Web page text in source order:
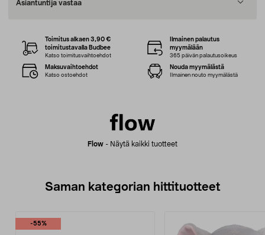
Asiantuntija vastaa
Flow - Näytä kaikki tuotteet
Toimitus alkaen 3,90 €
toimitustavalla Budbee
Katso toimitusvaihtoehdot
Ilmainen palautus
myymälään
365 päivän palautusoikeus
Maksuvaihtoehdot
Katso ostoehdot
Nouda myymälästä
Ilmainen nouto myymälästä
Saman kategorian hittituotteet
-55%